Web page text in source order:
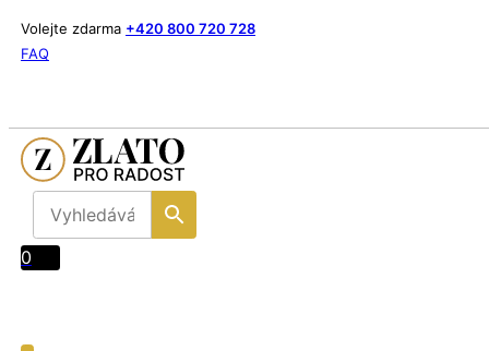
Volejte zdarma +420 800 720 728
FAQ
0